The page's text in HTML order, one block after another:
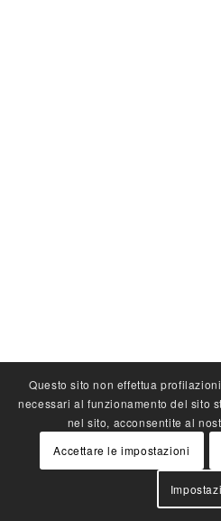
Questo sito non effettua
necessari al funzionamento del sito
nel sito, acconsentite al
Accettare le impostazioni